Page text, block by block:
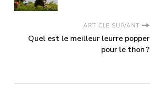
ARTICLE SUIVANT
Quel est le meilleur leurre popper
pour le thon ?